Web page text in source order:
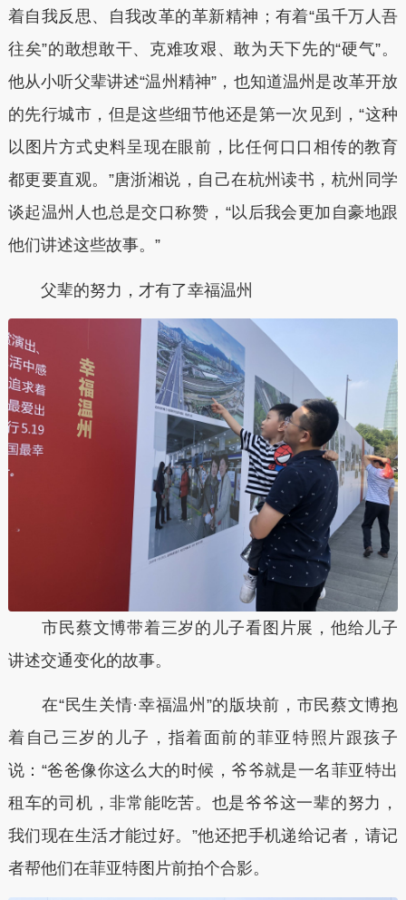
着自我反思、自我改革的革新精神；有着“虽千万人吾
往矣”的敢想敢干、克难攻艰、敢为天下先的“硬气”。
他从小听父辈讲述“温州精神”，也知道温州是改革开放
的先行城市，但是这些细节他还是第一次见到，“这种
以图片方式史料呈现在眼前，比任何口口相传的教育
都更要直观。”唐浙湘说，自己在杭州读书，杭州同学
谈起温州人也总是交口称赞，“以后我会更加自豪地跟
他们讲述这些故事。”
父辈的努力，才有了幸福温州
市民蔡文博带着三岁的儿子看图片展，他给儿子
讲述交通变化的故事。
在“民生关情·幸福温州”的版块前，市民蔡文博抱
着自己三岁的儿子，指着面前的菲亚特照片跟孩子
说：“爸爸像你这么大的时候，爷爷就是一名菲亚特出
租车的司机，非常能吃苦。也是爷爷这一辈的努力，
我们现在生活才能过好。”他还把手机递给记者，请记
者帮他们在菲亚特图片前拍个合影。